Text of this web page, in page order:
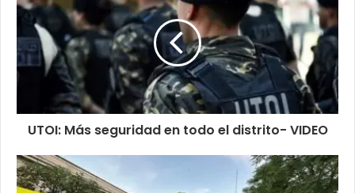
UTOI: Más seguridad en todo el distrito- VIDEO